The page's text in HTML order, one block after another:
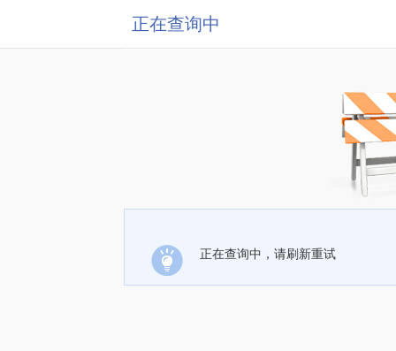
正在查询中
正在查询中，请刷新重试